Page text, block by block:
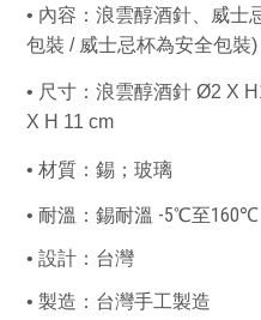
• 內容：浪雲醇酒針、威士
包裝 / 威士忌杯為安全包裝)
• 尺寸：浪雲醇酒針 Ø2 X
X H 11 cm
• 材質：錫 ；玻璃
• 耐溫：錫耐溫 -5℃至160℃
• 設計：台灣
• 製造：台灣手工製造